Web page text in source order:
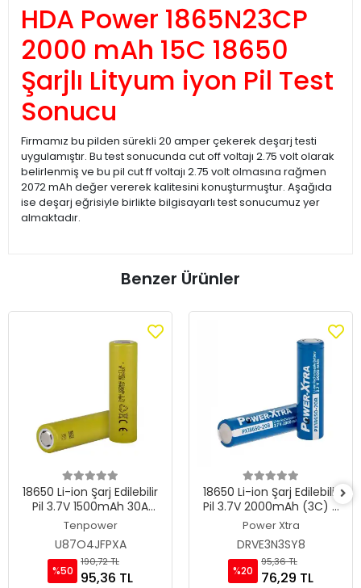
HDA Power 1865N23CP
2000 mAh 15C 18650
Şarjlı Lityum iyon Pil Test
Sonucu
Firmamız bu pilden sürekli 20 amper çekerek deşarj testi
uygulamıştır. Bu test sonucunda cut off voltajı 2.75 volt olarak
belirlenmiş ve bu pil cut ff voltajı 2.75 volt olmasına rağmen
2072 mAh değer vererek kalitesini konuşturmuştur. Aşağıda
ise deşarj eğrisiyle birlikte bilgisayarlı test sonucumuz yer
almaktadır.
Benzer Ürünler
18650 Li-ion Şarj Edilebilir
Pil 3.7V 1500mAh 30A
High-Drain-20C -
Tenpower ICR18650-15SG
Tenpower
U87O4JFPXA
%50
190,72 TL
95,36 TL
18650 Li-ion Şarj Edilebilir
Pil 3.7V 2000mAh (3C) -
Power-Xtra PX18650-20B
Power Xtra
DRVE3N3SY8
%20
95,36 TL
76,29 TL